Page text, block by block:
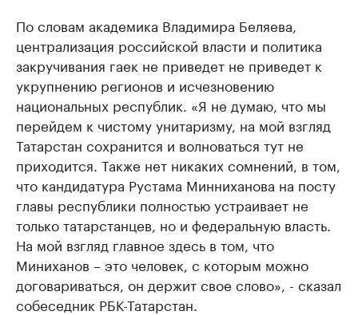
По словам академика Владимира Беляева,
централизация российской власти и политика
закручивания гаек не приведет не приведет к
укрупнению регионов и исчезновению
национальных республик. «Я не думаю, что мы
перейдем к чистому унитаризму, на мой взгляд
Татарстан сохранится и волноваться тут не
приходится. Также нет никаких сомнений, в том,
что кандидатура Рустама Минниханова на посту
главы республики полностью устраивает не
только татарстанцев, но и федеральную власть.
На мой взгляд главное здесь в том, что
Миниханов – это человек, с которым можно
договариваться, он держит свое слово», - сказал
собеседник РБК-Татарстан.